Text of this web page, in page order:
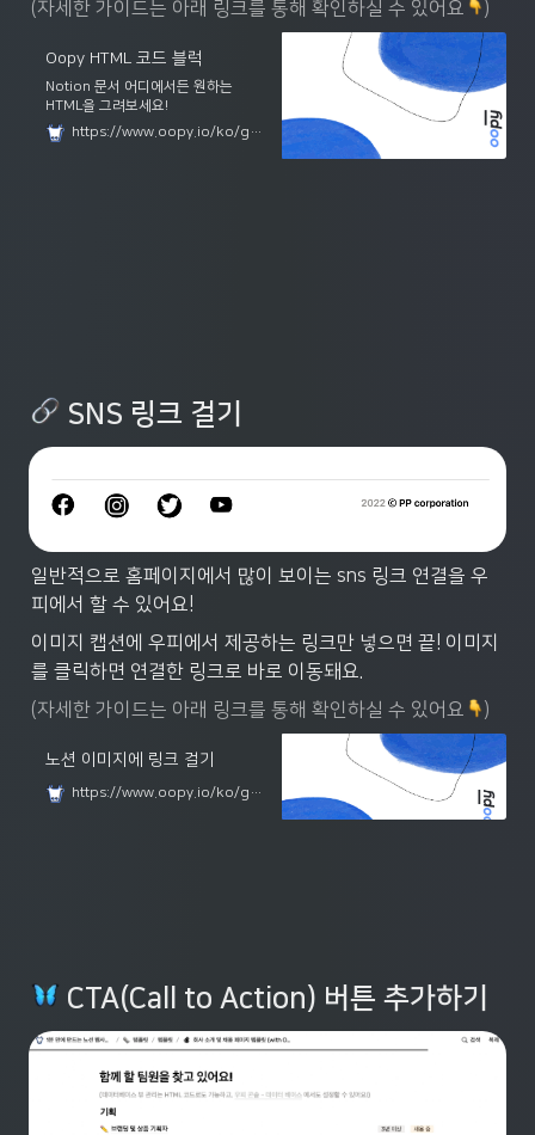
(자세한 가이드는 아래 링크를 통해 확인하실 수 있어요 )
Oopy HTML 코드 블럭
Notion 문서 어디에서든 원하는
HTML을 그려보세요!
https://www.oopy.io/ko/guides/oopy-html-code-block
SNS 링크 걸기
일반적으로 홈페이지에서 많이 보이는 sns 링크 연결을 우
피에서 할 수 있어요!
이미지 캡션에 우피에서 제공하는 링크만 넣으면 끝! 이미지
를 클릭하면 연결한 링크로 바로 이동돼요.
(자세한 가이드는 아래 링크를 통해 확인하실 수 있어요
)
노션 이미지에 링크 걸기
https://www.oopy.io/ko/guides/image-link
CTA(Call to Action) 버튼 추가하기